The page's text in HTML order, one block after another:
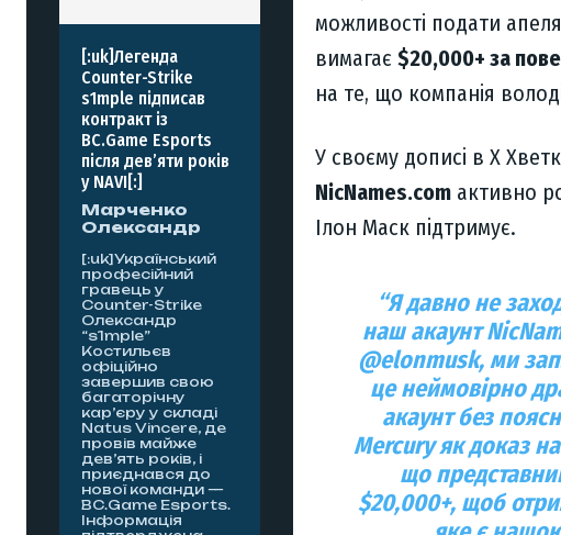
[:uk]Легенда
Counter-Strike
s1mple підписав
контракт із
BC.Game Esports
після дев’яти років
у NAVI[:]
Марченко
Олександр
[:uk]Український
професійний
гравець у
Counter-Strike
Олександр
“s1mple”
Костильєв
офіційно
завершив свою
багаторічну
кар’єру у складі
Natus Vincere, де
провів майже
дев’ять років, і
приєднався до
нової команди —
BC.Game Esports.
Інформація
можливості подати
вимагає$20,000+ за
на те, що компанія
У своєму дописі в X
NicNames.com активно
Ілон Маск підтримує.
“Я давно не
наш акаунт
@elonmusk,ми
це неймовірно
акаунт без
Mercury як доказ
що
$20,000+, щоб